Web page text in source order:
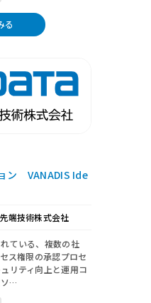
る
ン VANADIS Ide
端技術株式会社
ている、複数の社
ス権限の承認プロセ
リティ向上と運用コ
ソ…